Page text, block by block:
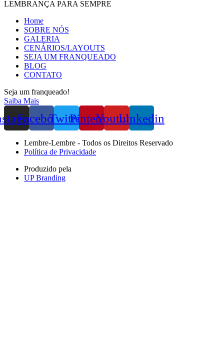
LEMBRANÇA PARA SEMPRE
Home
SOBRE NÓS
GALERIA
CENÁRIOS/LAYOUTS
SEJA UM FRANQUEADO
BLOG
CONTATO
Seja um franqueado!
Saiba Mais
FacebookTwitterPinterestYoutubeLinkedin
Lembre-Lembre - Todos os Direitos Reservado
Política de Privacidade
Produzido pela
UP Branding